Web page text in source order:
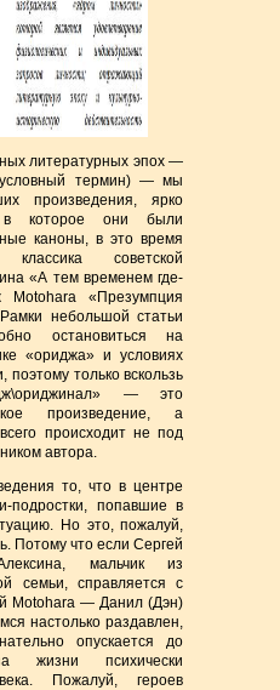
литературных эпох —
термин) — мы
произведения, ярко
которое они были
каноны, в это время
советской
«А тем временем где-
«Презумпция
небольшой статьи
остановиться на
«ориджа» и условиях
поэтому только вскользь
— это
произведение, а
происходит не под
автора.
то, что в центре
подростки, попавшие в
Но это, пожалуй,
Потому что если Сергей
мальчик из
семьи, справляется с
Motohara — Данил (Дэн)
настолько раздавлен,
опускается до
жизни психически
Пожалуй, героев